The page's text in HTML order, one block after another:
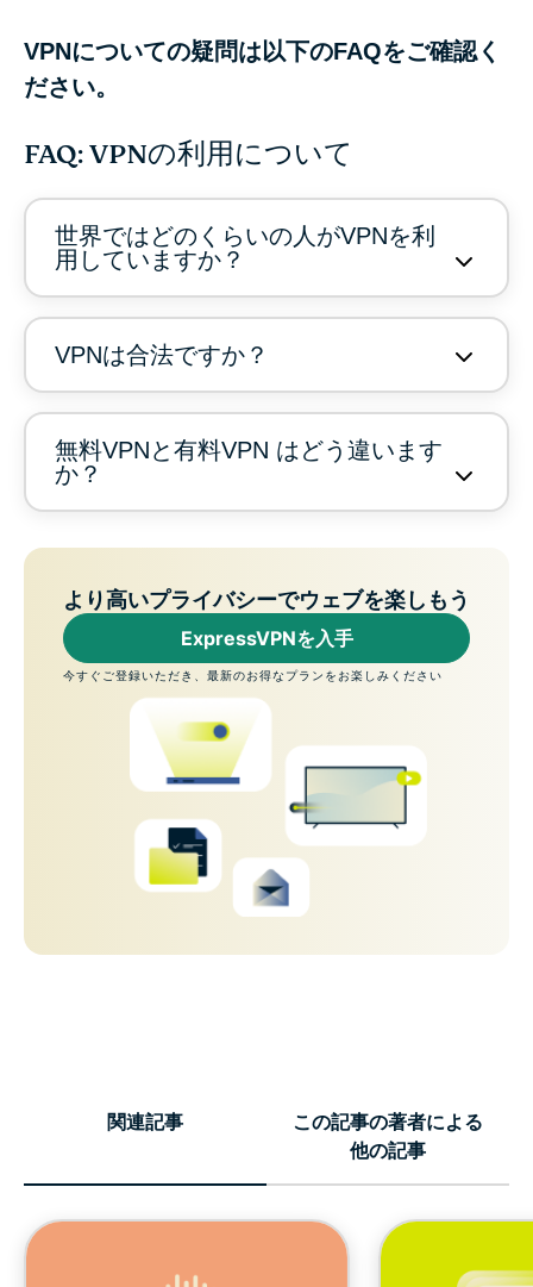
VPNについての疑問は以下のFAQをご確認く
ださい。
FAQ: VPNの利用について
世界ではどのくらいの人がVPNを利
用していますか？
VPNは合法ですか？
無料VPNと有料VPN はどう違います
か？
より高いプライバシーでウェブを楽しもう
ExpressVPNを入手
今すぐご登録いただき、最新のお得なプランをお楽しみください
関連記事
この記事の著者による
他の記事